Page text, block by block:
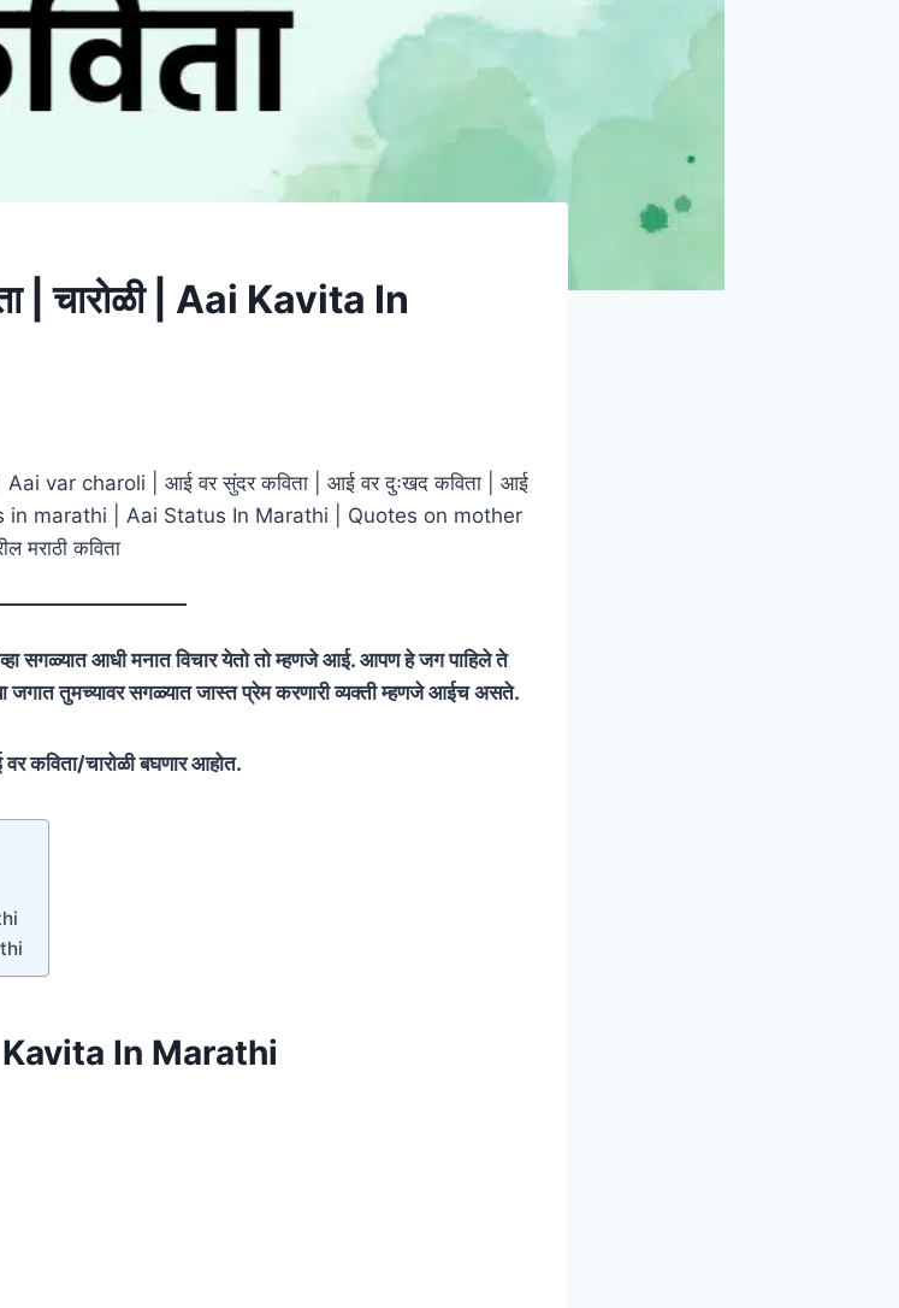
| चारोळी | Aai Kavita In
var charoli | आई वर सुंदर कविता | आई वर दुःखद कविता | आई
in marathi | Aai Status In Marathi | Quotes on mother
कविता
सगळ्यात आधी मनात विचार येतो तो म्हणजे आई. आपण हे जग पाहिले ते
तुमच्यावर सगळ्यात जास्त प्रेम करणारी व्यक्ती म्हणजे आईच असते.
चारोळी बघणार आहोत.
Kavita In Marathi